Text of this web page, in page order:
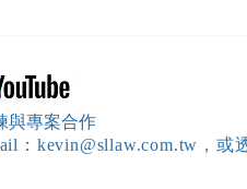
邱
與專案合作
：kevin@sllaw.com.tw，